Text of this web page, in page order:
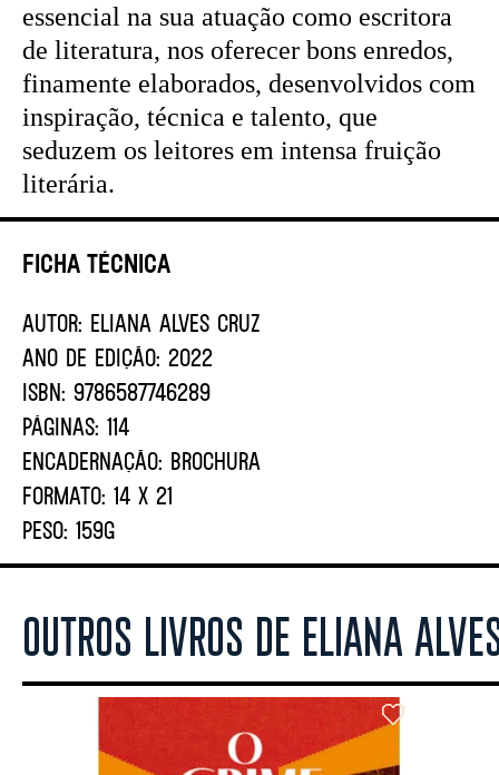
Ficha Técnica
AUTOR: ELIANA ALVES CRUZ
ANO DE EDIÇÃO: 2022
ISBN: 9786587746289
PÁGINAS: 114
ENCADERNAÇÃO: BROCHURA
FORMATO: 14 X 21
PESO: 159G
essencial na sua atuação como escritora
de literatura, nos oferecer bons enredos,
finamente elaborados, desenvolvidos com
inspiração, técnica e talento, que
seduzem os leitores em intensa fruição
literária.
OUTROS LIVROS DE ELIANA